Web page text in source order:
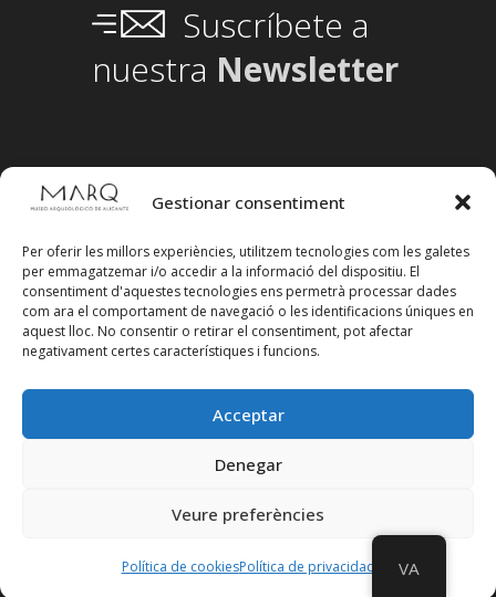
Gestionar consentiment
Per oferir les millors experiències, utilitzem tecnologies com les galetes
per emmagatzemar i/o accedir a la informació del dispositiu. El
consentiment d'aquestes tecnologies ens permetrà processar dades
com ara el comportament de navegació o les identificacions úniques en
aquest lloc. No consentir o retirar el consentiment, pot afectar
negativament certes característiques i funcions.
Acceptar
Denegar
Veure preferències
Política de cookiesPolítica de privacidad
Suscríbete a
nuestra Newsletter
Segueix-nos en xarxes socials
VA